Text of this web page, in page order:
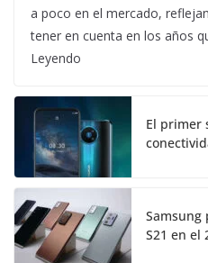
a poco en el mercado,
tener en cuenta en los años
Leyendo
El primer
Samsung
S21 en el